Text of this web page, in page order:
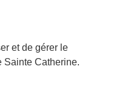
et de gérer le
Sainte Catherine.